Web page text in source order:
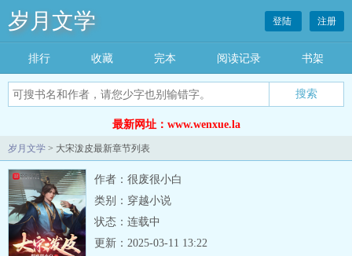
岁月文学 登陆 注册
排行 收藏 完本 阅读记录 书架
最新网址：www.wenxue.la
岁月文学 > 大宋泼皮最新章节列表
作者：很废很小白
类别：穿越小说
状态：连载中
更新：2025-03-11 13:22